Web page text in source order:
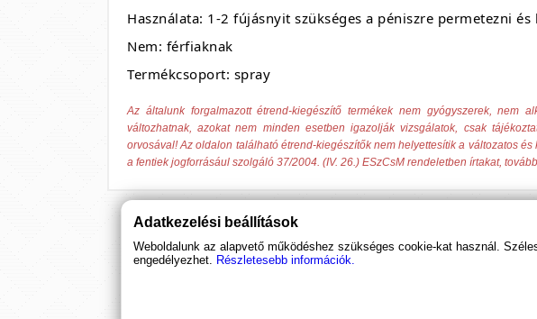
Használata: 1-2 fújásnyit szükséges a péniszre permetezni
Nem: férfiaknak
Termékcsoport: spray
Az általunk forgalmazott étrend-kiegészítő termékek nem gyógyszerek, nem
változhatnak, azokat nem minden esetben igazolják vizsgálatok, csak
orvosával! Az oldalon található étrend-kiegészítők nem helyettesítik a változatos
a fentiek jogforrásául szolgáló 37/2004. (IV. 26.) ESzCsM rendeletben írtakat,
Adatkezelési beállítások
Weboldalunk az alapvető működéshez szükséges cookie-kat használ.
engedélyezhet. Részletesebb információk.